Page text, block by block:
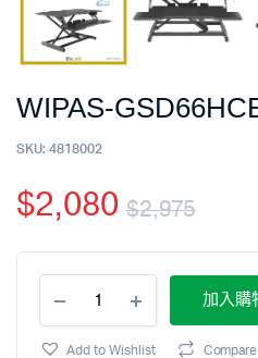
WIPAS-
SKU: 4818002
$2,975
$2,080
加入購
Add to Wishlist Compare